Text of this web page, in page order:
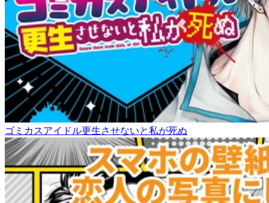
ゴミカスアイドル更生させないと私が死ぬ